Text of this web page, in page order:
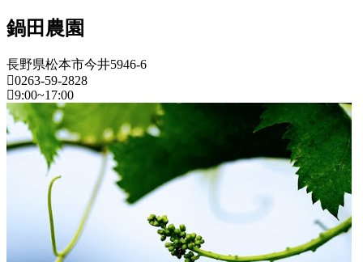
18
日
年
8
月
20
日
直
売
所
ね
っ
と
県
樹
園
2022
年
8
月
鍋田農園
長野県松本市今井5946-6
0263-59-2828
9:00~17:00
長
野
県